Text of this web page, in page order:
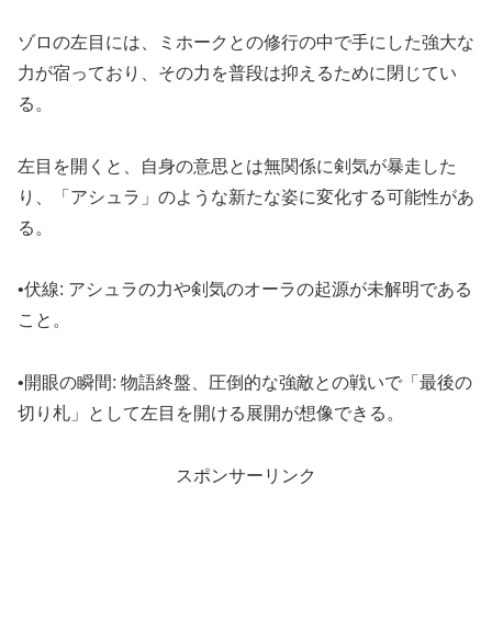
ゾロの左目には、ミホークとの修行の中で手にした強大な
力が宿っており、その力を普段は抑えるために閉じてい
る。
左目を開くと、自身の意思とは無関係に剣気が暴走した
り、「アシュラ」のような新たな姿に変化する可能性があ
る。
•伏線: アシュラの力や剣気のオーラの起源が未解明である
こと。
•開眼の瞬間: 物語終盤、圧倒的な強敵との戦いで「最後の
切り札」として左目を開ける展開が想像できる。
スポンサーリンク